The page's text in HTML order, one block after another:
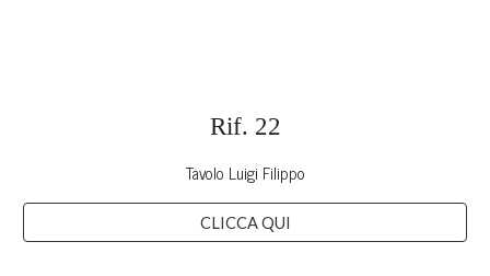
Rif. 22
Tavolo Luigi Filippo
CLICCA QUI